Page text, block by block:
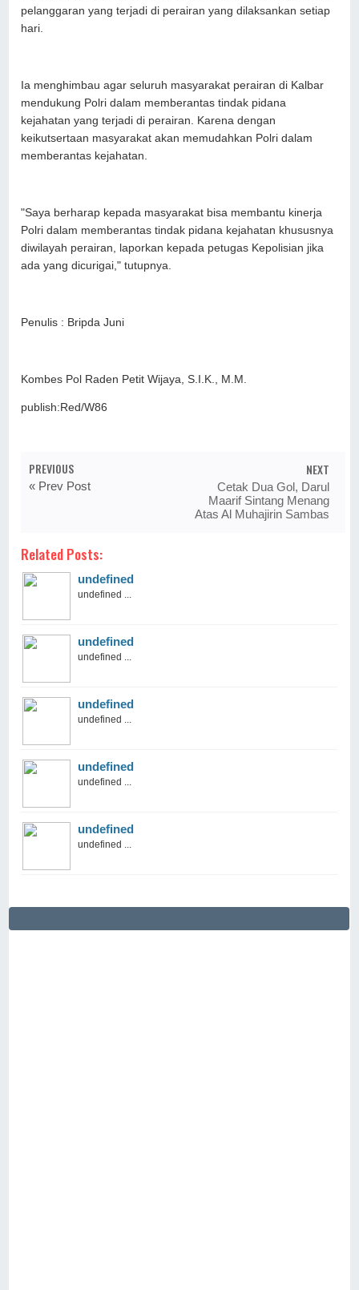
pelanggaran yang terjadi di perairan yang dilaksankan setiap
hari.
Ia menghimbau agar seluruh masyarakat perairan di Kalbar
mendukung Polri dalam memberantas tindak pidana
kejahatan yang terjadi di perairan. Karena dengan
keikutsertaan masyarakat akan memudahkan Polri dalam
memberantas kejahatan.
"Saya berharap kepada masyarakat bisa membantu kinerja
Polri dalam memberantas tindak pidana kejahatan khususnya
diwilayah perairan, laporkan kepada petugas Kepolisian jika
ada yang dicurigai," tutupnya.
Penulis : Bripda Juni
Kombes Pol Raden Petit Wijaya, S.I.K., M.M.
publish:Red/W86
PREVIOUS
« Prev Post
NEXT
Cetak Dua Gol, Darul
Maarif Sintang Menang
Atas Al Muhajirin Sambas
Related Posts:
undefined
undefined ...
undefined
undefined ...
undefined
undefined ...
undefined
undefined ...
undefined
undefined ...